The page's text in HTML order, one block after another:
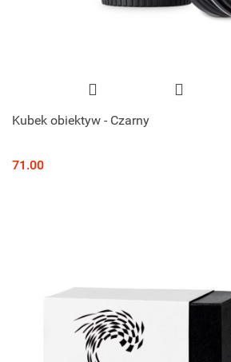
Kubek obiektyw - Czarny
71.00